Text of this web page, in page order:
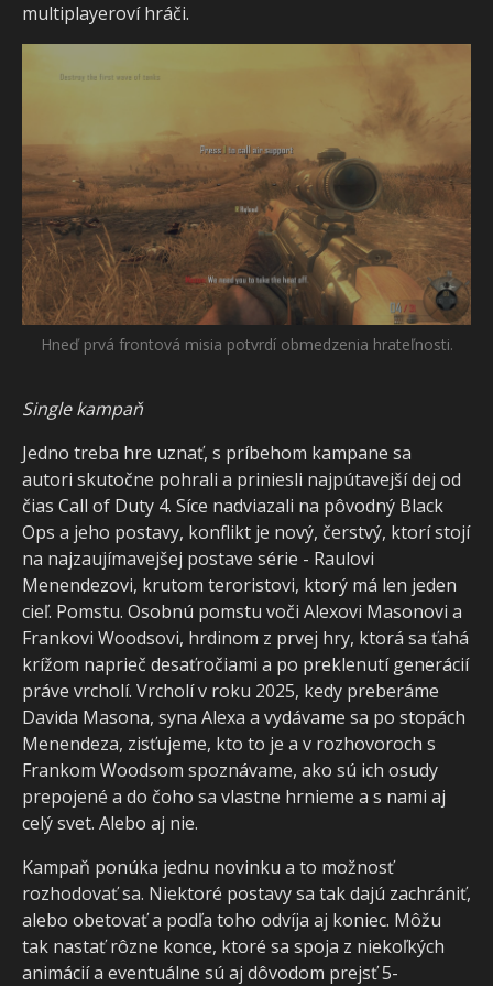
multiplayeroví hráči.
Hneď prvá frontová misia potvrdí obmedzenia hrateľnosti.
Single kampaň
Jedno treba hre uznať, s príbehom kampane sa
autori skutočne pohrali a priniesli najpútavejší dej od
čias Call of Duty 4. Síce nadviazali na pôvodný Black
Ops a jeho postavy, konflikt je nový, čerstvý, ktorí stojí
na najzaujímavejšej postave série - Raulovi
Menendezovi, krutom teroristovi, ktorý má len jeden
cieľ. Pomstu. Osobnú pomstu voči Alexovi Masonovi a
Frankovi Woodsovi, hrdinom z prvej hry, ktorá sa ťahá
krížom naprieč desaťročiami a po preklenutí generácií
práve vrcholí. Vrcholí v roku 2025, kedy preberáme
Davida Masona, syna Alexa a vydávame sa po stopách
Menendeza, zisťujeme, kto to je a v rozhovoroch s
Frankom Woodsom spoznávame, ako sú ich osudy
prepojené a do čoho sa vlastne hrnieme a s nami aj
celý svet. Alebo aj nie.
Kampaň ponúka jednu novinku a to možnosť
rozhodovať sa. Niektoré postavy sa tak dajú zachrániť,
alebo obetovať a podľa toho odvíja aj koniec. Môžu
tak nastať rôzne konce, ktoré sa spoja z niekoľkých
animácií a eventuálne sú aj dôvodom prejsť 5-